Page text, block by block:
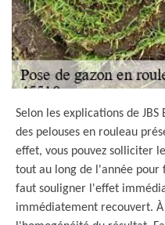
Selon les explications de
des pelouses en rouleau
effet, vous pouvez solliciter
tout au long de l'année pour
faut souligner l'effet
immédiatement recouvert.